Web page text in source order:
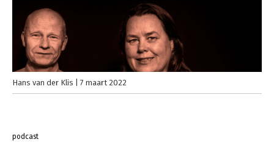
Hans van der Klis 7 maart 2022
podcast